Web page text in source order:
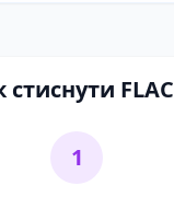
стиснути FLAC
1